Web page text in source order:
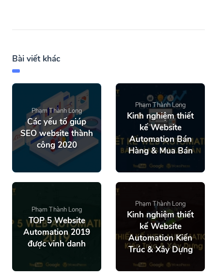
Bài viết khác
Phạm Thành Long
Các yếu tố giúp
SEO website thành
công 2020
Phạm Thành Long
Kinh nghiệm thiết
kế Website
Automation Bán
Hàng & Mua Bán
Phạm Thành Long
TOP 5 Website
Automation 2019
được vinh danh
Phạm Thành Long
Kinh nghiệm thiết
kế Website
Automation Kiến
Trúc & Xây Dựng